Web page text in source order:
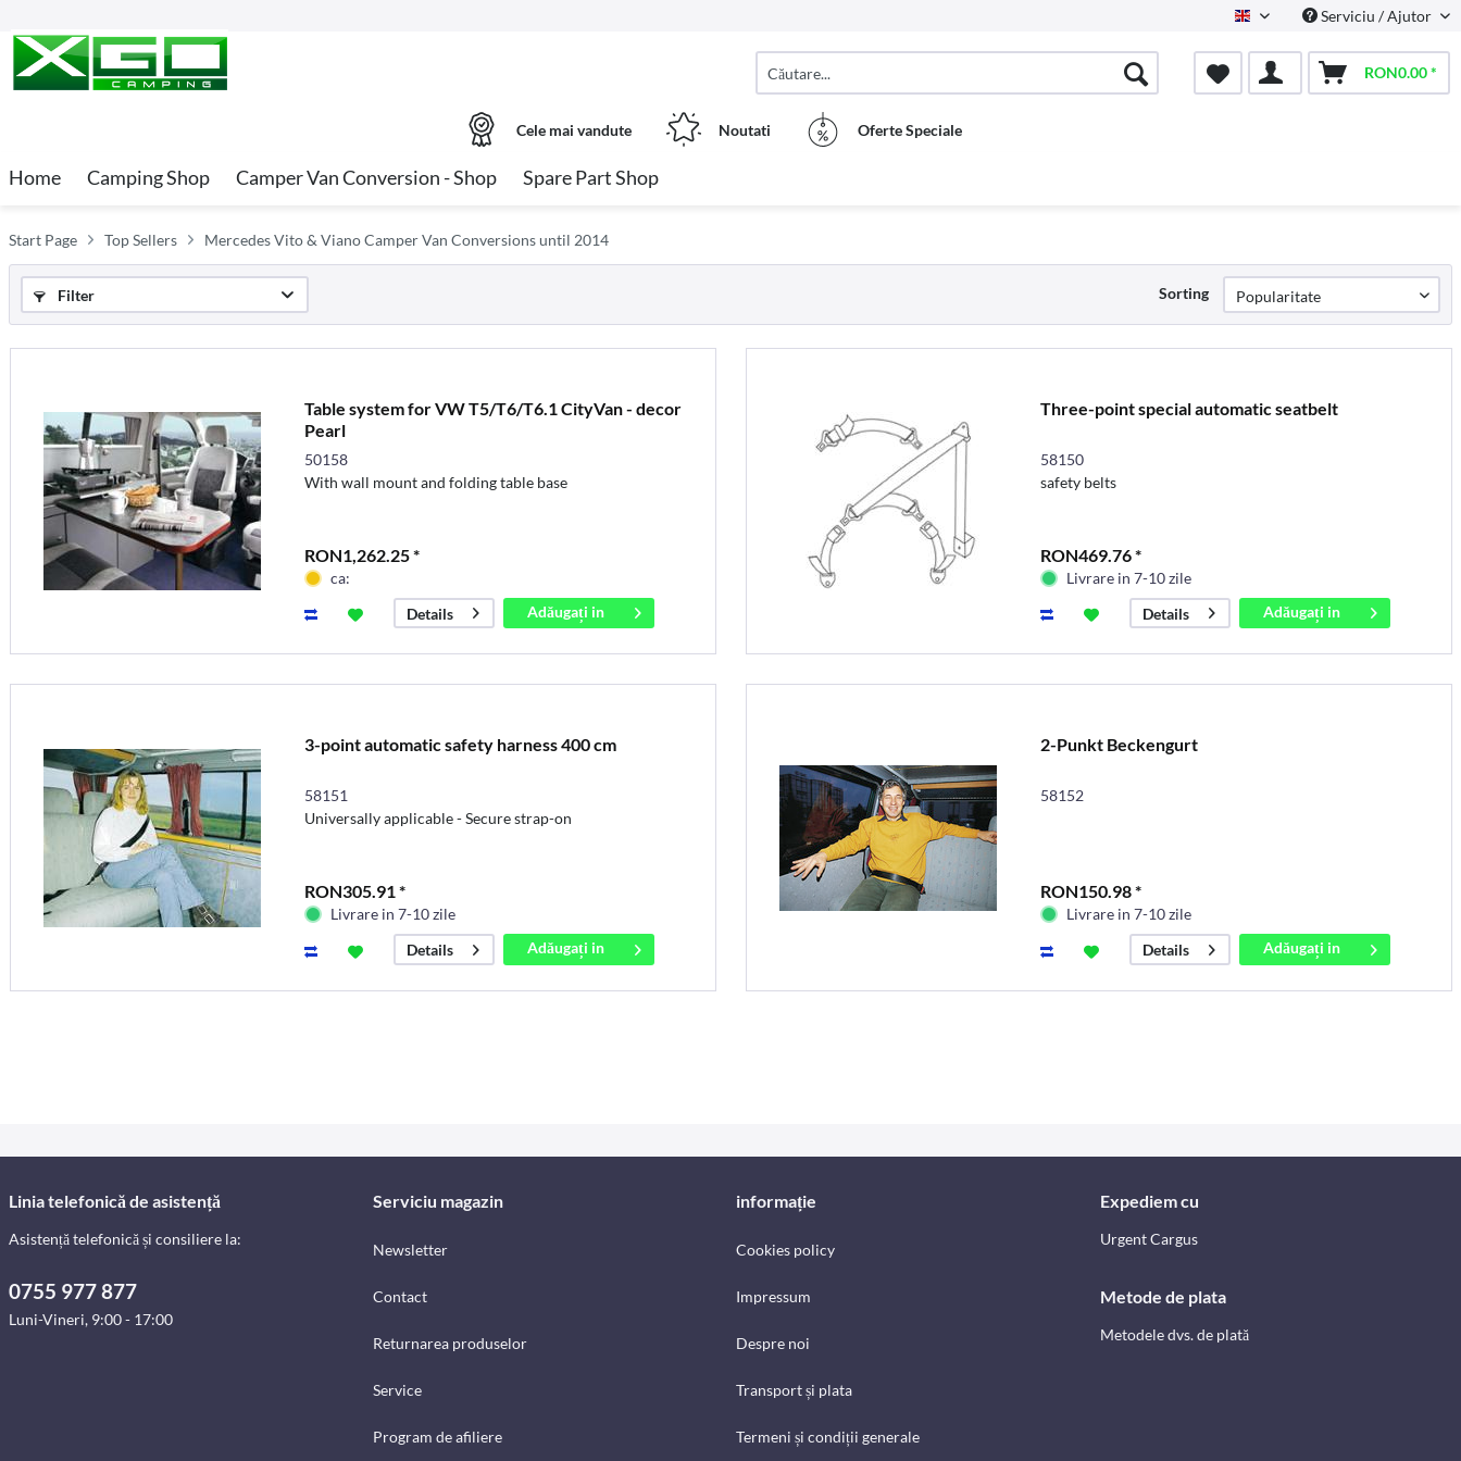
English Serviciu / Ajutor
RON0.00 *
Cele mai vandute Noutati Oferte Speciale
Home Camping Shop Camper Van Conversion - Shop Spare Part Shop
Start Page Top Sellers Mercedes Vito & Viano Camper Van Conversions until 2014
Filter Sorting
Table system for VW T5/T6/T6.1 CityVan - decor
Pearl
50158
With wall mount and folding table base
RON1,262.25 *
ca:
Details
Adăugați in
coș
Three-point special automatic seatbelt
58150
safety belts
RON469.76 *
Livrare in 7-10 zile
Details
Adăugați in
coș
3-point automatic safety harness 400 cm
58151
Universally applicable - Secure strap-on
RON305.91 *
Livrare in 7-10 zile
Details
Adăugați in
coș
2-Punkt Beckengurt
58152
RON150.98 *
Livrare in 7-10 zile
Details
Adăugați in
coș
Linia telefonică de asistență
Asistență telefonică și consiliere la:
0755 977 877
Luni-Vineri, 9:00 - 17:00
Serviciu magazin
Newsletter
Contact
Returnarea produselor
Service
Program de afiliere
informație
Cookies policy
Impressum
Despre noi
Transport și plata
Termeni și condiții generale
Expediem cu
Urgent Cargus
Metode de plata
Metodele dvs. de plată